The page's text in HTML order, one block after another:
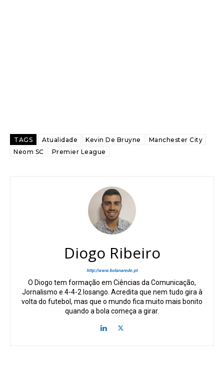
TAGS Atualidade Kevin De Bruyne
Manchester City
Neom SC
Premier League
Diogo Ribeiro
http://www.bolanarede.pt
O Diogo tem formação em Ciências da Comunicação,
Jornalismo e 4-4-2 losango. Acredita que nem tudo gira à
volta do futebol, mas que o mundo fica muito mais bonito
quando a bola começa a girar.